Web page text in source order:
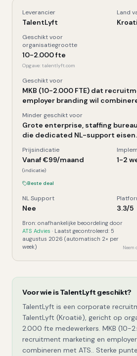
TalentLyft
Leverancier
TalentLyft
Land
Geschikt voor
organisatiegrootte
10-2.000 fte
Opgave: talentlyft.com
Geschikt voor
MKB (10-2.000 FTE) dat
employer branding wil
Minder geschikt voor
Grote enterprise, staffing
die dedicated NL-support eisen.
Prijsindicatie
Vanaf €99/maand
(indicatie)
Beste deal
1-2
NL Support
Nee 3.3/5
Bron: onafhankelijke beoordeling door
ATS Advies · Laatst gecontroleerd: 5
augustus 2026 (automatisch 2× per
week)
Neem
Voor wie isTalentLyft geschikt?
TalentLyft is een corporate
TalentLyft (Kroatië), gericht op
2.000 fte medewerkers. MKB (10-
recruitment marketing en
combineren met ATS.. Sterke